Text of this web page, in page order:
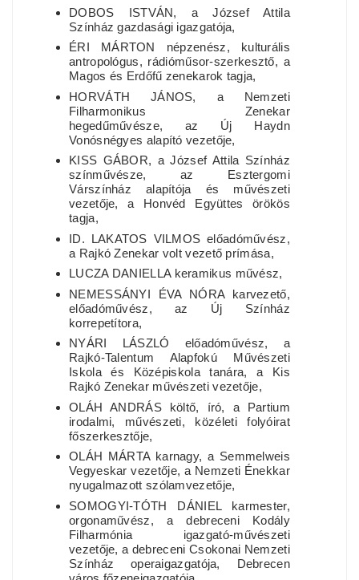
DOBOS ISTVÁN, a József Attila
Színház gazdasági igazgatója,
ÉRI MÁRTON népzenész, kulturális
antropológus, rádióműsor-szerkesztő, a
Magos és Erdőfű zenekarok tagja,
HORVÁTH JÁNOS, a Nemzeti
Filharmonikus Zenekar
hegedűművésze, az Új Haydn
Vonósnégyes alapító vezetője,
KISS GÁBOR, a József Attila Színház
színművésze, az Esztergomi
Várszínház alapítója és művészeti
vezetője, a Honvéd Együttes örökös
tagja,
ID. LAKATOS VILMOS előadóművész,
a Rajkó Zenekar volt vezető prímása,
LUCZA DANIELLA keramikus művész,
NEMESSÁNYI ÉVA NÓRA karvezető,
előadóművész, az Új Színház
korrepetítora,
NYÁRI LÁSZLÓ előadóművész, a
Rajkó-Talentum Alapfokú Művészeti
Iskola és Középiskola tanára, a Kis
Rajkó Zenekar művészeti vezetője,
OLÁH ANDRÁS költő, író, a Partium
irodalmi, művészeti, közéleti folyóirat
főszerkesztője,
OLÁH MÁRTA karnagy, a Semmelweis
Vegyeskar vezetője, a Nemzeti Énekkar
nyugalmazott szólamvezetője,
SOMOGYI-TÓTH DÁNIEL karmester,
orgonaművész, a debreceni Kodály
Filharmónia igazgató-művészeti
vezetője, a debreceni Csokonai Nemzeti
Színház operaigazgatója, Debrecen